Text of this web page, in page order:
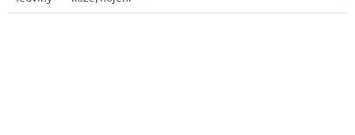
hvězdiček.